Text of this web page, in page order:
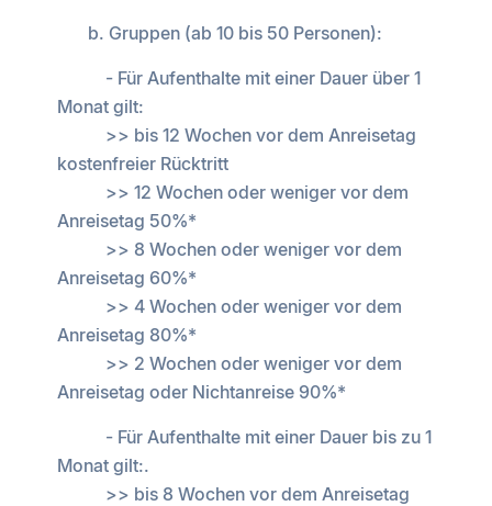
b. Gruppen (ab 10 bis 50 Personen):
- Für Aufenthalte mit einer Dauer über 1
Monat gilt:
>> bis 12 Wochen vor dem Anreisetag
kostenfreier Rücktritt
>> 12 Wochen oder weniger vor dem
Anreisetag 50%*
>> 8 Wochen oder weniger vor dem
Anreisetag 60%*
>> 4 Wochen oder weniger vor dem
Anreisetag 80%*
>> 2 Wochen oder weniger vor dem
Anreisetag oder Nichtanreise 90%*
- Für Aufenthalte mit einer Dauer bis zu 1
Monat gilt:.
>> bis 8 Wochen vor dem Anreisetag